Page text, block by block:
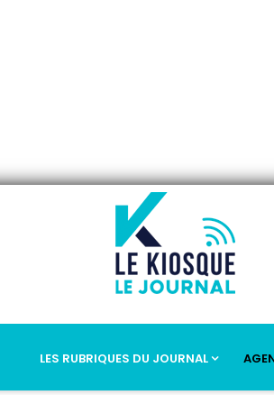
LES RUBRIQUES DU JOURNAL